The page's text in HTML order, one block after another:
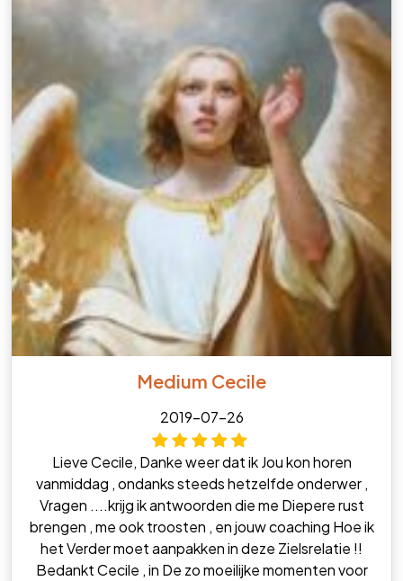
Medium Cecile
2019-07-26
Lieve Cecile, Danke weer dat ik Jou kon horen
vanmiddag , ondanks steeds hetzelfde onderwer ,
Vragen ....krijg ik antwoorden die me Diepere rust
brengen , me ook troosten , en jouw coaching Hoe ik
het Verder moet aanpakken in deze Zielsrelatie !!
Bedankt Cecile , in De zo moeilijke momenten voor